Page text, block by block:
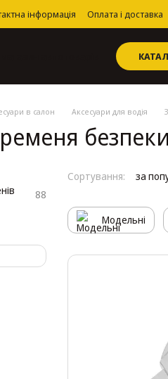
інформація Оплата і доставка
в салон Аксесуари для водія
Сортування: за
Модельні
88